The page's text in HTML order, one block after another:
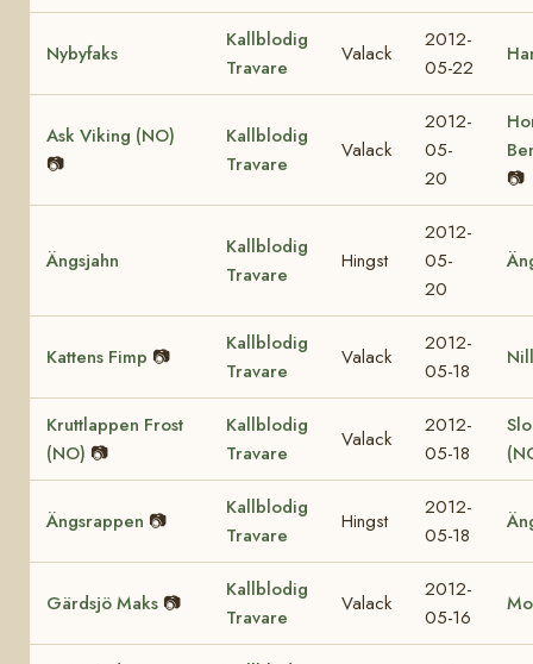
Nybyfaks
Kallblodig
Travare
Valack
2012-
05-22
Ask Viking (NO)
📷
Kallblodig
Travare
Valack
2012-
05-
20
📷
Ängsjahn
Kallblodig
Travare
Hingst
2012-
05-
20
Kattens Fimp 📷
Kallblodig
Travare
Valack
2012-
05-18
Kruttlappen Frost
(NO) 📷
Kallblodig
Travare
Valack
2012-
05-18
Ängsrappen 📷
Kallblodig
Travare
Hingst
2012-
05-18
Gärdsjö Maks 📷
Kallblodig
Travare
Valack
2012-
05-16